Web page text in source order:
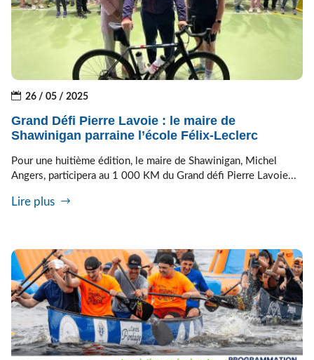
26 / 05 / 2025
Grand Défi Pierre Lavoie : le maire de
Shawinigan parraine l’école Félix-Leclerc
Pour une huitième édition, le maire de Shawinigan, Michel
Angers, participera au 1 000 KM du Grand défi Pierre Lavoie...
Lire plus